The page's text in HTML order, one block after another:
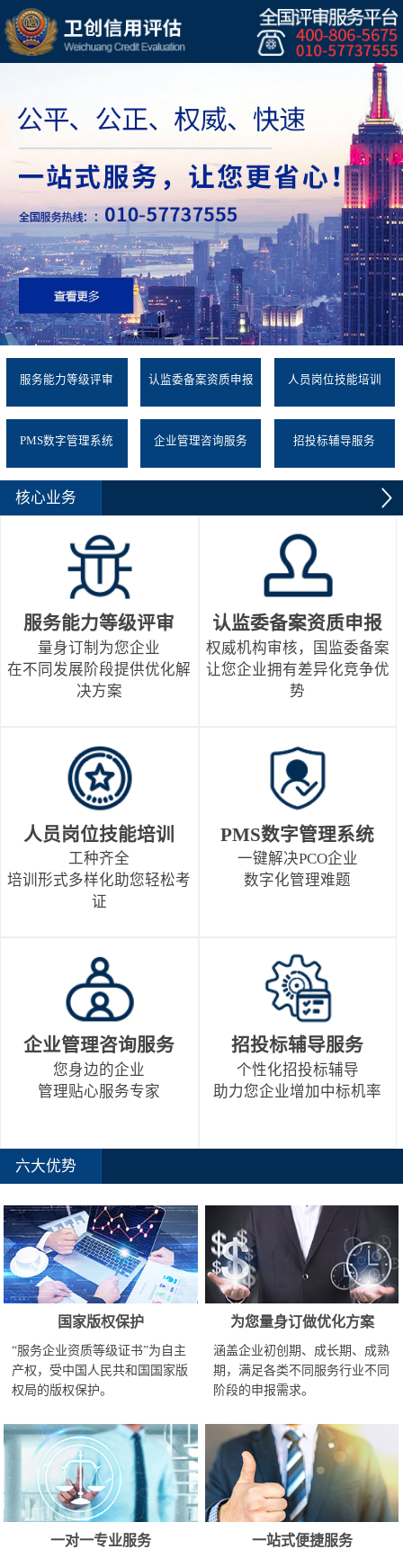
服务能力等级评审 认监委备案资质申报 人员岗位技能培训
PMS数字管理系统 企业管理咨询服务 招投标辅导服务
核心业务
服务能力等级评审
量身订制为您企业
在不同发展阶段提供优化解
决方案
认监委备案资质申报
权威机构审核，国监委备案
让您企业拥有差异化竞争优
势
人员岗位技能培训
工种齐全
培训形式多样化助您轻松考
证
PMS数字管理系统
一键解决PCO企业
数字化管理难题
企业管理咨询服务
您身边的企业
管理贴心服务专家
招投标辅导服务
个性化招投标辅导
助力您企业增加中标机率
六大优势
国家版权保护
“服务企业资质等级证书”为自主
产权，受中国人民共和国国家版
权局的版权保护。
为您量身订做优化方案
涵盖企业初创期、成长期、成熟
期，满足各类不同服务行业不同
阶段的申报需求。
一对一专业服务 一站式便捷服务